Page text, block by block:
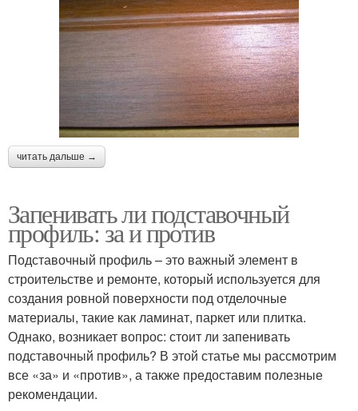
читать дальше →
Запенивать ли подставочный
профиль: за и против
Подставочный профиль – это важный элемент в
строительстве и ремонте, который используется для
создания ровной поверхности под отделочные
материалы, такие как ламинат, паркет или плитка.
Однако, возникает вопрос: стоит ли запенивать
подставочный профиль? В этой статье мы рассмотрим
все «за» и «против», а также предоставим полезные
рекомендации.